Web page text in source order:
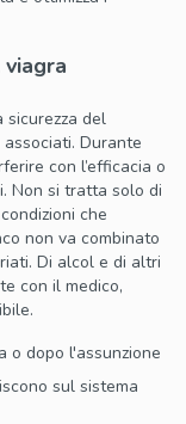
sicurezza del
Durante
con l’efficacia o
Non si tratta solo di
che
non va combinato
Di alcol e di altri
con il medico,
o dopo l'assunzione
sul sistema